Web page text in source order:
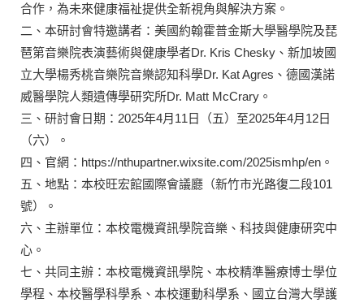
合作，為未來健康福祉提供全新視角與解決方案。
二、本研討會特邀講者：美國約翰霍普金斯大學醫學院及琵
琶第音樂院表演藝術與健康學者Dr. Kris Chesky、新加坡國
立大學楊秀桃音樂院音樂認知科學Dr. Kat Agres、德國漢諾
威醫學院人類遺傳學研究所Dr. Matt McCrary。
三、研討會日期：2025年4月11日（五）至2025年4月12日
（六）。
四、官網：https://nthupartner.wixsite.com/2025ismhp/en。
五、地點：本校旺宏館國際會議廳（新竹市光路復二段101
號）。
六、主辦單位：本校電機資訊學院音樂、科技與健康研究中
心。
七、共同主辦：本校電機資訊學院、本校精準醫療博士學位
學程、本校醫學科學系、本校運動科學系、國立台灣大學護